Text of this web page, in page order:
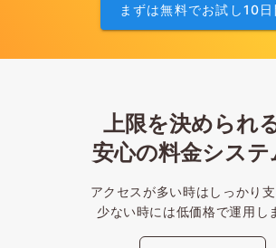
まずは無料でお試し10日
上限を決められる
安心の料金システ
アクセスが多い時はしっかり支
少ない時には低価格で運用し